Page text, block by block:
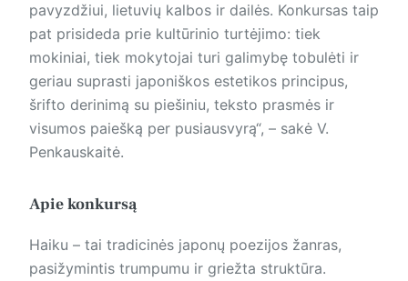
pavyzdžiui, lietuvių kalbos ir dailės. Konkursas taip
pat prisideda prie kultūrinio turtėjimo: tiek
mokiniai, tiek mokytojai turi galimybę tobulėti ir
geriau suprasti japoniškos estetikos principus,
šrifto derinimą su piešiniu, teksto prasmės ir
visumos paiešką per pusiausvyrą“, – sakė V.
Penkauskaitė.
Apie konkursą
Haiku – tai tradicinės japonų poezijos žanras,
pasižymintis trumpumu ir griežta struktūra.